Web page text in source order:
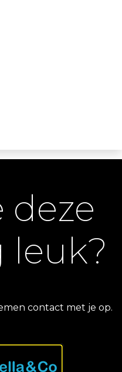
deze
contact met je op.